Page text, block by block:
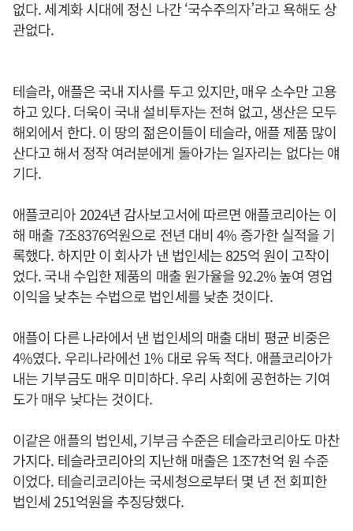
없다. 세계화 시대에 정신 나간 ‘국수주의자’라고 욕해도 상
관없다.
테슬라, 애플은 국내 지사를 두고 있지만, 매우 소수만 고용
하고 있다. 더욱이 국내 설비투자는 전혀 없고, 생산은 모두
해외에서 한다. 이 땅의 젊은이들이 테슬라, 애플 제품 많이
산다고 해서 정작 여러분에게 돌아가는 일자리는 없다는 얘
기다.
애플코리아 2024년 감사보고서에 따르면 애플코리아는 이
해 매출 7조8376억원으로 전년 대비 4% 증가한 실적을 기
록했다. 하지만 이 회사가 낸 법인세는 825억 원이 고작이
었다. 국내 수입한 제품의 매출 원가율을 92.2% 높여 영업
이익을 낮추는 수법으로 법인세를 낮춘 것이다.
애플이 다른 나라에서 낸 법인세의 매출 대비 평균 비중은
4%였다. 우리나라에선 1% 대로 유독 적다. 애플코리아가
내는 기부금도 매우 미미하다. 우리 사회에 공헌하는 기여
도가 매우 낮다는 것이다.
이같은 애플의 법인세, 기부금 수준은 테슬라코리아도 마찬
가지다. 테슬라코리아의 지난해 매출은 1조7천억 원 수준
이었다. 테슬리코리아는 국세청으로부터 몇 년 전 회피한
법인세 251억원을 추징당했다.